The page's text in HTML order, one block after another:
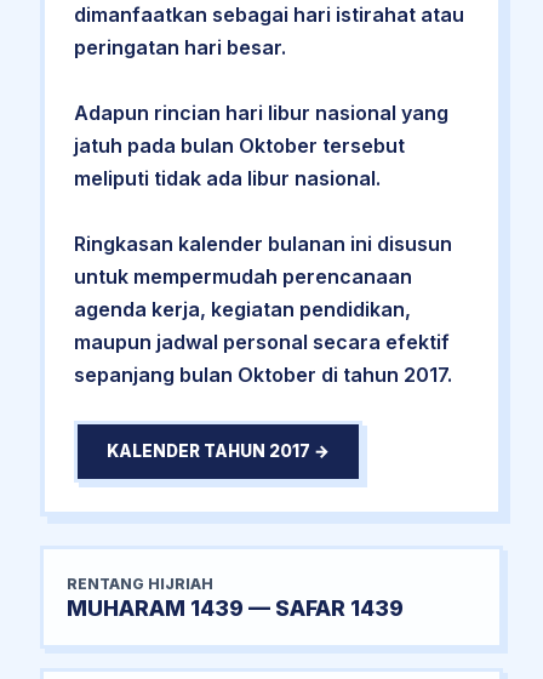
dimanfaatkan sebagai hari istirahat atau
peringatan hari besar.
Adapun rincian hari libur nasional yang
jatuh pada bulan Oktober tersebut
meliputi tidak ada libur nasional.
Ringkasan kalender bulanan ini disusun
untuk mempermudah perencanaan
agenda kerja, kegiatan pendidikan,
maupun jadwal personal secara efektif
sepanjang bulan Oktober di tahun 2017.
KALENDER TAHUN 2017 →
RENTANG HIJRIAH
MUHARAM 1439 — SAFAR 1439